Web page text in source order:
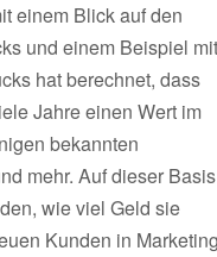
einem Blick auf den
und einem Beispiel mit
hat berechnet, dass
Jahre einen Wert im
bekannten
mehr. Auf dieser Basis
wie viel Geld sie
Kunden in